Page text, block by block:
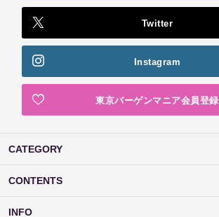
Twitter
Instagram
東京バーゲンマニア会員登録
CATEGORY
CONTENTS
INFO